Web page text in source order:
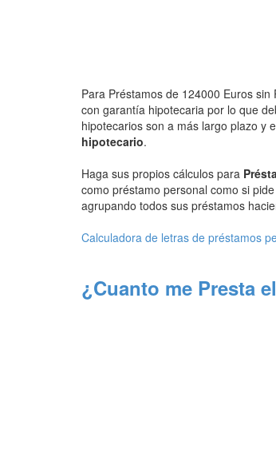
Para Préstamos de 124000 Euros
con garantía hipotecaria por lo que
hipotecarios son a más largo plazo y
hipotecario.
Haga sus propios cálculos para
como préstamo personal como si
agrupando todos sus préstamos
Calculadora de letras de préstamos
¿Cuanto me Presta